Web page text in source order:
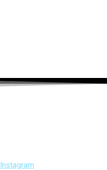
Instagram